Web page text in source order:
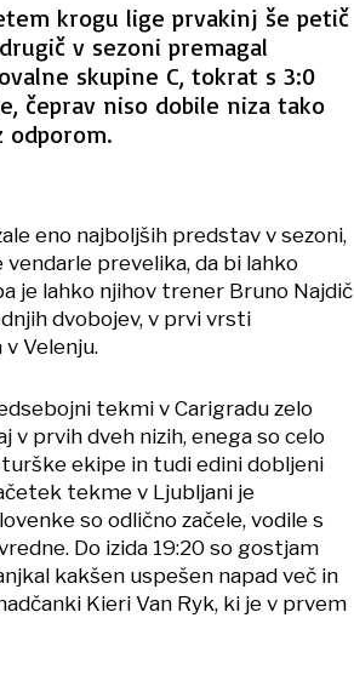
krogu lige prvakinj še petič
v sezoni premagal
skupine C, tokrat s 3:0
čeprav niso dobile niza tako
odporom.
eno najboljših predstav v sezoni,
prevelika, da bi lahko
je lahko njihov trener Bruno Najdič
dvobojev, v prvi vrsti
Velenju.
tekmi v Carigradu zelo
v prvih dveh nizih, enega so celo
ekipe in tudi edini dobljeni
tekme v Ljubljani je
so odlično začele, vodile s
Do izida 19:20 so gostjam
kakšen uspešen napad več in
Kieri Van Ryk, ki je v prvem